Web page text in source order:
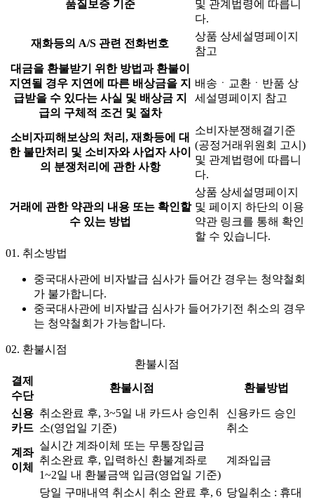
품질보증 기준
및 관계법령에 따릅니
다.
재화등의 A/S 관련 전화번호
상품 상세설명페이지
참고
대금을 환불받기 위한 방법과 환불이
지연될 경우 지연에 따른 배상금을 지
급받을 수 있다는 사실 및 배상금 지
급의 구체적 조건 및 절차
배송ㆍ교환ㆍ반품 상
세설명페이지 참고
소비자피해보상의 처리, 재화등에 대
한 불만처리 및 소비자와 사업자 사이
의 분쟁처리에 관한 사항
소비자분쟁해결기준
(공정거래위원회 고시)
및 관계법령에 따릅니
다.
거래에 관한 약관의 내용 또는 확인할
수 있는 방법
상품 상세설명페이지
및 페이지 하단의 이용
약관 링크를 통해 확인
할 수 있습니다.
01. 취소방법
중국대사관에 비자발급 심사가 들어간 경우는 청약철회
가 불가합니다.
중국대사관에 비자발급 심사가 들어가기전 취소의 경우
는 청약철회가 가능합니다.
02. 환불시점
환불시점
결제
수단
환불시점 환불방법
신용
카드
취소완료 후, 3~5일 내 카드사 승인취
소(영업일 기준)
신용카드 승인
취소
계좌
이체
실시간 계좌이체 또는 무통장입금
취소완료 후, 입력하신 환불계좌로
1~2일 내 환불금액 입금(영업일 기준)
계좌입금
당일 구매내역 취소시 취소 완료 후, 6 당일취소 : 휴대